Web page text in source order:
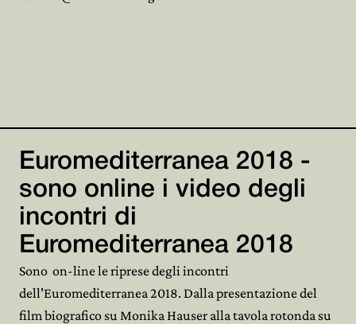
Euromediterranea 2018 -
sono online i video degli
incontri di
Euromediterranea 2018
Sono on-line le riprese degli incontri
dell'Euromediterranea 2018. Dalla presentazione del
film biografico su Monika Hauser alla tavola rotonda su